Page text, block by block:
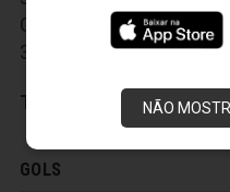
NÃO
Camacho, 16-L.Halter ,
39-B.Guimarães , 55-
Técnico: Fernando Diniz
GOLS